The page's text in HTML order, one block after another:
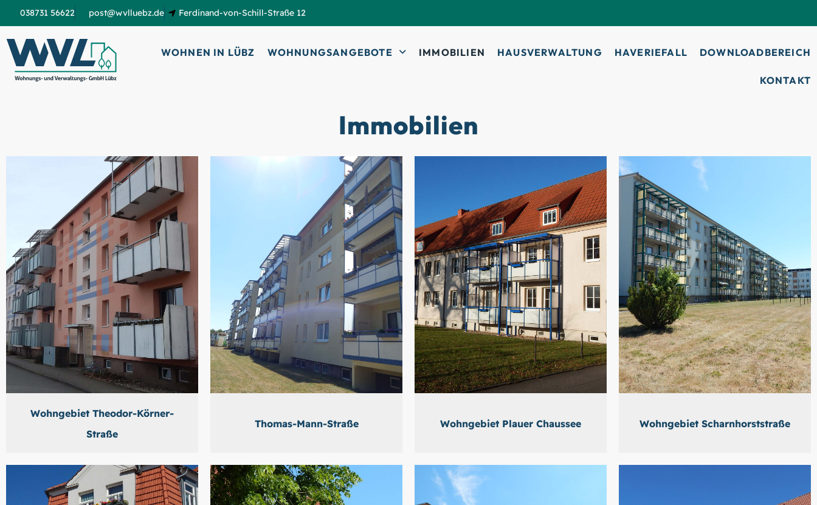
038731 56622 post@wvlluebz.de Ferdinand-von-Schill-Straße 12
WOHNEN IN LÜBZ WOHNUNGSANGEBOTE IMMOBILIEN HAUSVERWALTUNG HAVERIEFALL DOWNLOADBEREICH
KONTAKT
Immobilien
Wohngebiet Theodor-Körner-
Straße
Thomas-Mann-Straße Wohngebiet Plauer Chaussee Wohngebiet Scharnhorststraße